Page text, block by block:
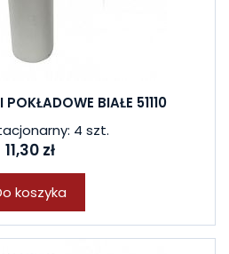
BIAŁE 51110
4 szt.
11,30 zł
koszyka